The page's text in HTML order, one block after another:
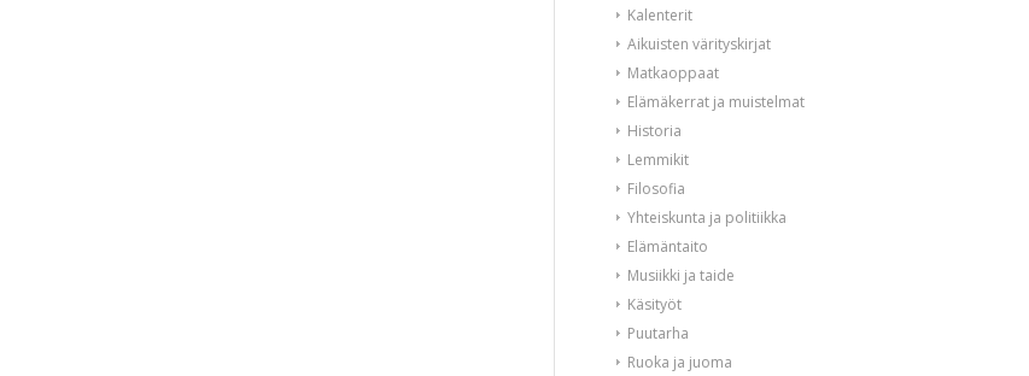
Kalenterit
Aikuisten värityskirjat
Matkaoppaat
Elämäkerrat ja muistelmat
Historia
Lemmikit
Filosofia
Yhteiskunta ja politiikka
Elämäntaito
Musiikki ja taide
Käsityöt
Puutarha
Ruoka ja juoma